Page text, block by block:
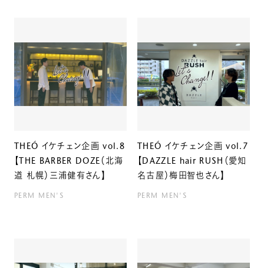
THEÓ イケチェン企画 vol.8
【THE BARBER DOZE（北海
道 札幌）三浦健有さん】
PERM MEN'S
THEÓ イケチェン企画 vol.7
【DAZZLE hair RUSH（愛知
名古屋）梅田智也さん】
PERM MEN'S